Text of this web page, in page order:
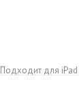
Подходит для iPad